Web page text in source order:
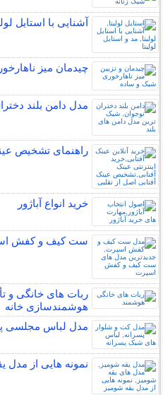
آشنایی با استایل
چیدمان میز
مدل دامن بلند
راهنمای تشخیص
خرید انواع آباژور
ست کیف و کفش
ربات ‌های خانگی و
هوشمندسازی خانه
مدل لباس مجلسی
نمونه هایی از مدل